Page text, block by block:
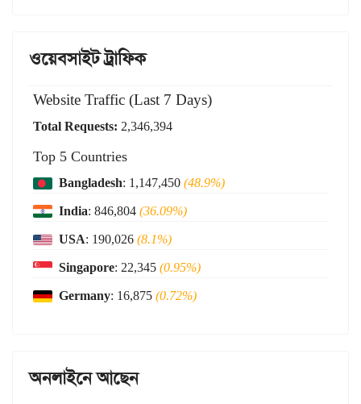
ওয়েবসাইট ট্রাফিক
Website Traffic (Last 7 Days)
Total Requests: 2,346,394
Top 5 Countries
Bangladesh: 1,147,450(48.9%)
India: 846,804(36.09%)
USA: 190,026(8.1%)
Singapore: 22,345(0.95%)
Germany: 16,875(0.72%)
অনলাইনে আছেন